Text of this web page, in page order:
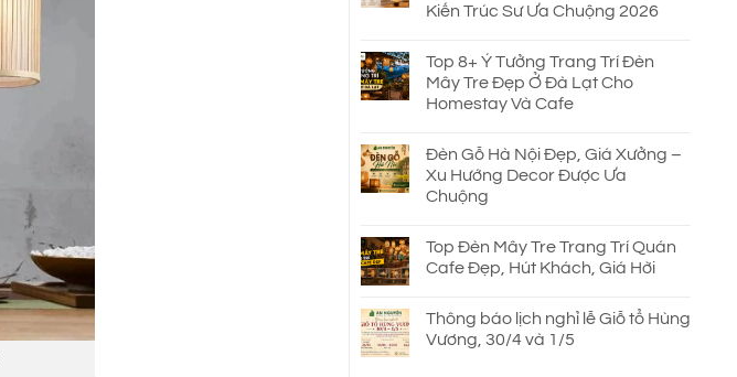
Kiến Trúc Sư Ưa Chuộng 2026
Top 8+ Ý Tưởng Trang Trí Đèn
Mây Tre Đẹp Ở Đà Lạt Cho
Homestay Và Cafe
Đèn Gỗ Hà Nội Đẹp, Giá Xưởng –
Xu Hướng Decor Được Ưa
Chuộng
Top Đèn Mây Tre Trang Trí Quán
Cafe Đẹp, Hút Khách, Giá Hời
Thông báo lịch nghỉ lễ Giỗ tổ Hùng
Vương, 30/4 và 1/5